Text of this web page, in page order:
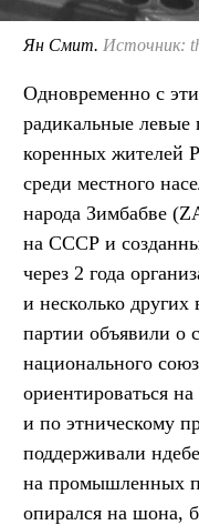
Ян Смит. Источник:
Одновременно с
радикальные левые
коренных жителей
среди местного
народа Зимбабве
на СССР и
через 2 года
и несколько
партии объявили о
национального
ориентироваться
и по этническому
поддерживали
на промышленных
опирался на шона,